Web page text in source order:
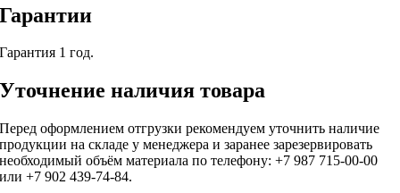
Гарантии
Гарантия 1 год.
Уточнение наличия товара
Перед оформлением отгрузки рекомендуем уточнить наличие
продукции на складе у менеджера и заранее зарезервировать
необходимый объём материала по телефону: +7 987 715-00-00
или +7 902 439-74-84.